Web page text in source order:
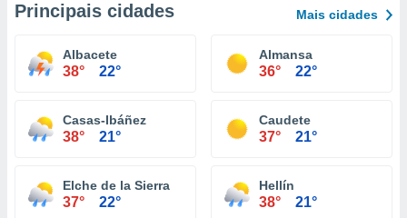
Principais cidades Mais cidades
Albacete
38° 22°
Almansa
36° 22°
Casas-Ibáñez
38° 21°
Caudete
37° 21°
Elche de la Sierra
37° 22°
Hellín
38° 21°